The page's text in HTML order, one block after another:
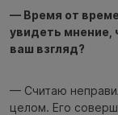
— Время от
увидеть мнение,
ваш взгляд?
— Считаю
целом. Его